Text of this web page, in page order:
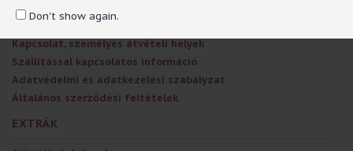
Don't show again.
RÓLUNK
Kapcsolat, személyes átvételi helyek
Szállítással kapcsolatos információ
Adatvédelmi és adatkezelési szabályzat
Általános szerződési feltételek
EXTRÁK